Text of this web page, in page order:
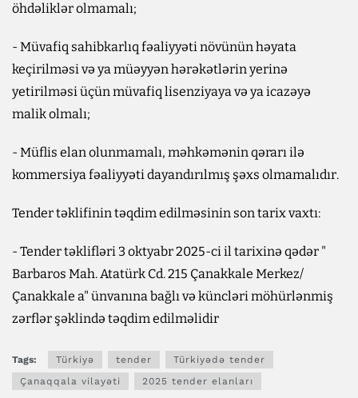
öhdəliklər olmamalı;
- Müvafiq sahibkarlıq fəaliyyəti növünün həyata
keçirilməsi və ya müəyyən hərəkətlərin yerinə
yetirilməsi üçün müvafiq lisenziyaya və ya icazəyə
malik olmalı;
- Müflis elan olunmamalı, məhkəmənin qərarı ilə
kommersiya fəaliyyəti dayandırılmış şəxs olmamalıdır.
Tender təklifinin təqdim edilməsinin son tarix vaxtı:
- Tender təklifləri 3 oktyabr 2025-ci il tarixinə qədər "
Barbaros Mah. Atatürk Cd. 215 Çanakkale Merkez/
Çanakkale a" ünvanına bağlı və küncləri möhürlənmiş
zərflər şəklində təqdim edilməlidir
Tags: Türkiyə tender
Türkiyədə tender
Çanaqqala vilayəti
2025 tender elanları